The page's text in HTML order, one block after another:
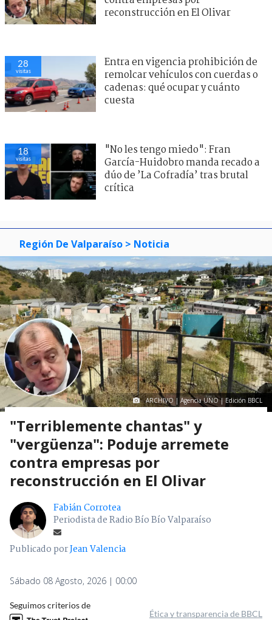
reconstrucción en El Olivar
28
visitas
Entra en vigencia prohibición de
remolcar vehículos con cuerdas o
cadenas: qué ocupar y cuánto
cuesta
18
visitas
"No les tengo miedo": Fran
García-Huidobro manda recado a
dúo de ’La Cofradía’ tras brutal
crítica
Región De Valparaíso > Noticia
ARCHIVO | Agencia UNO | Edición BBCL
"Terriblemente chantas" y
"vergüenza": Poduje arremete
contra empresas por
reconstrucción en El Olivar
Fabián Corrotea
Periodista de Radio Bío Bío Valparaíso
Publicado porJean Valencia
Sábado 08 Agosto, 2026 | 00:00
Seguimos criterios de
Ética y transparencia de BBCL